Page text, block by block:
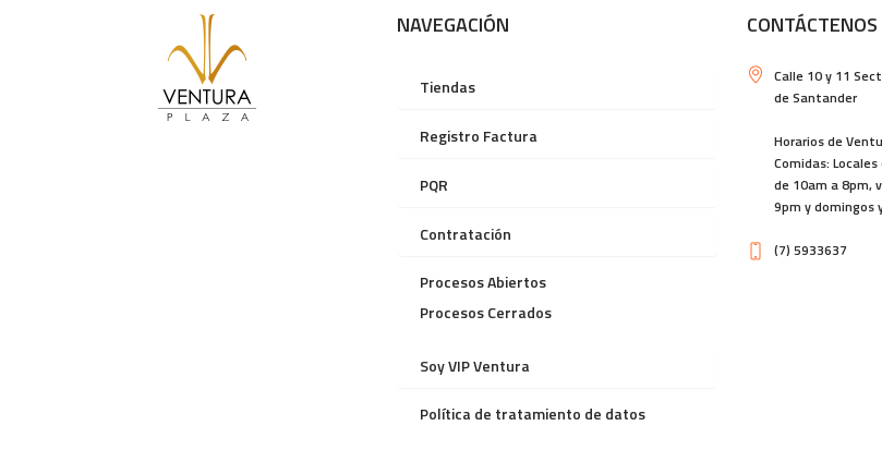
NAVEGACIÓN
Tiendas
Registro Factura
PQR
Contratación
Procesos Abiertos
Procesos Cerrados
Soy VIP Ventura
Política de tratamiento de datos
CONTÁCTENOS
Calle 10 y 11
de Santander
Horarios de
Comidas:
de 10am a 8pm,
9pm y domingos
(7) 5933637